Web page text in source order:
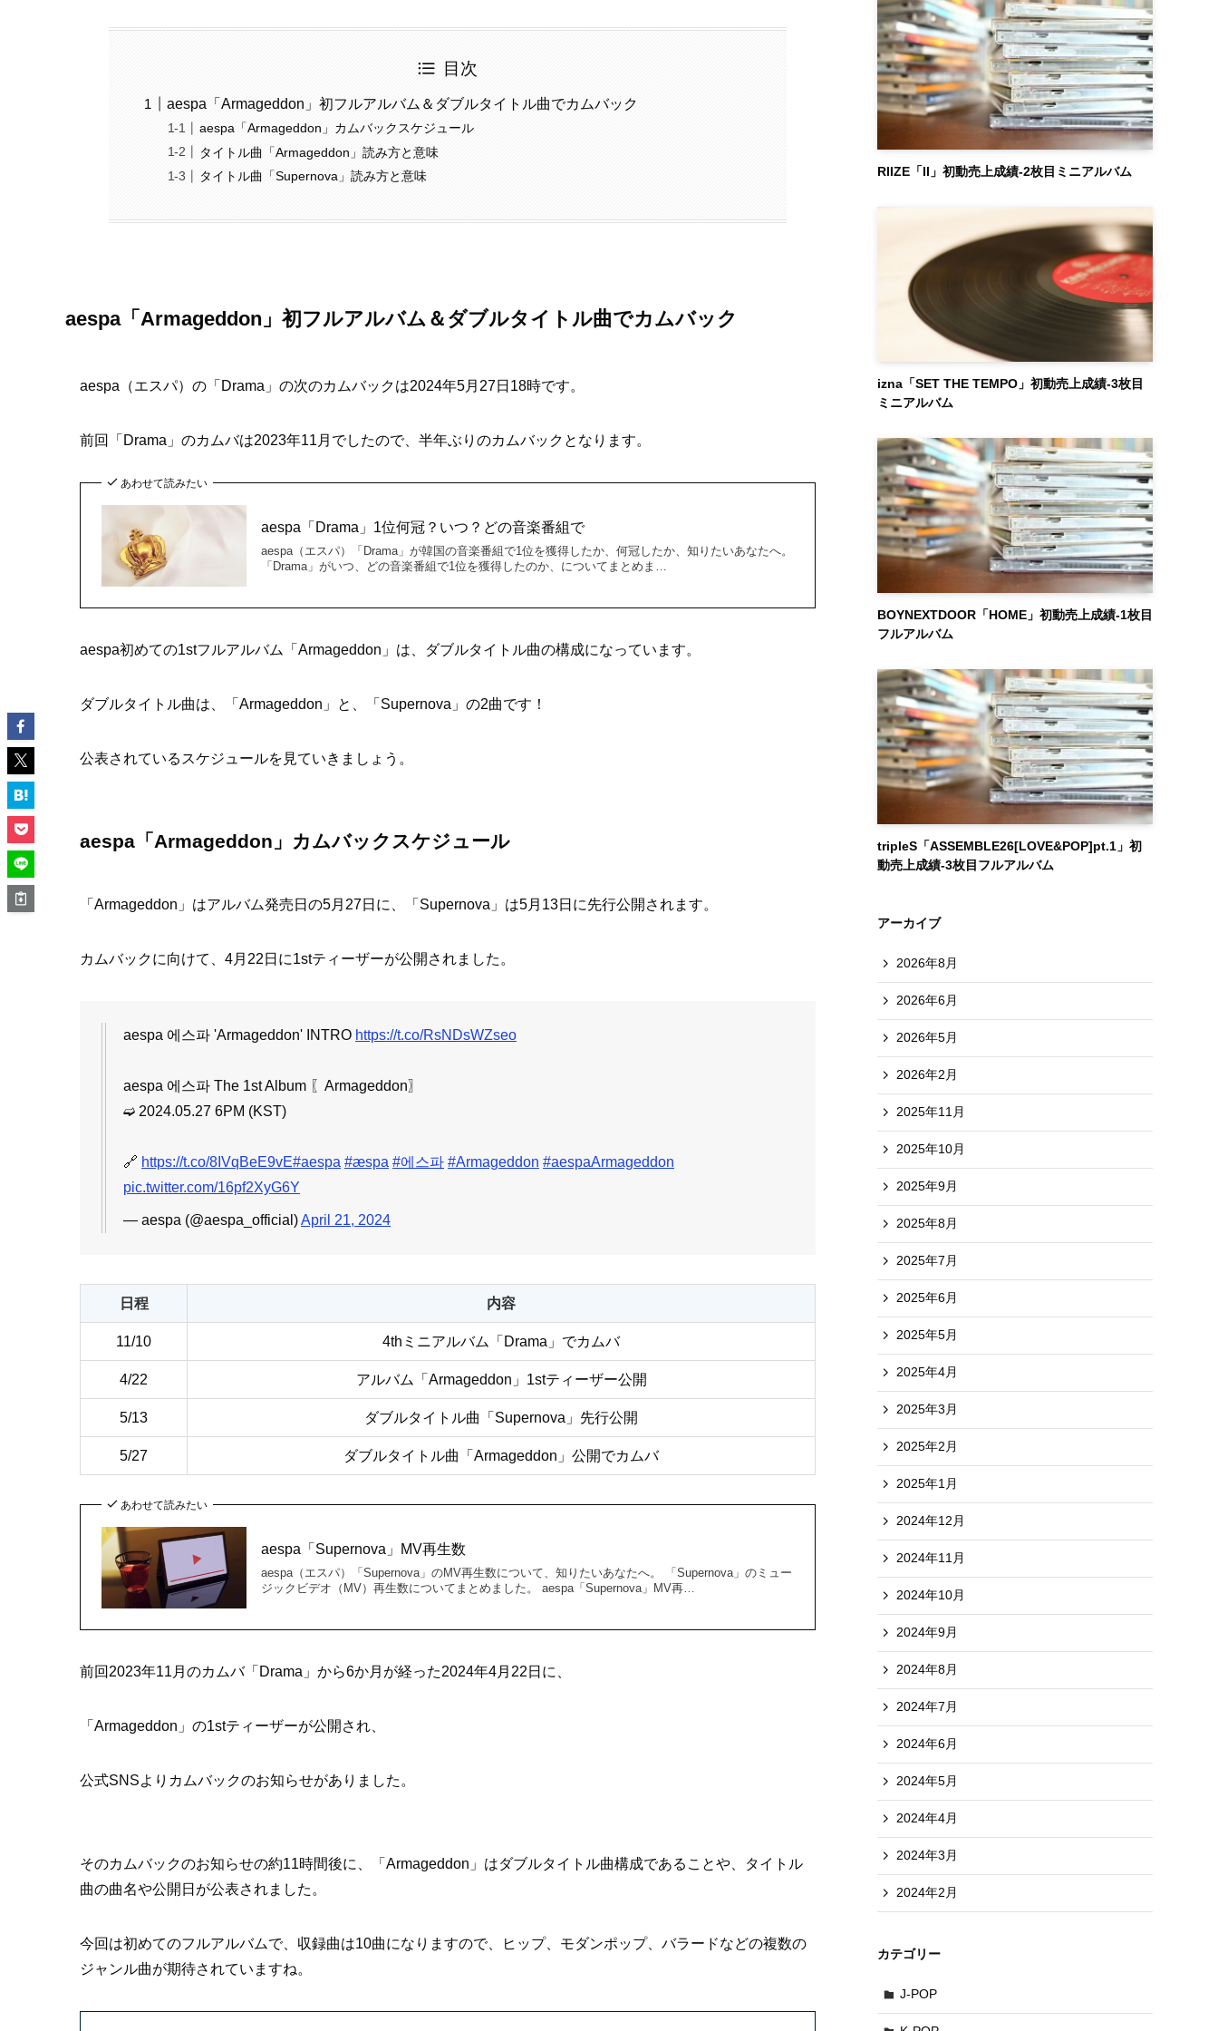
目次
aespa「Armageddon」初フルアルバム＆ダブルタイトル曲でカムバック
aespa「Armageddon」カムバックスケジュール
タイトル曲「Armageddon」読み方と意味
タイトル曲「Supernova」読み方と意味
aespa「Armageddon」初フルアルバム＆ダブルタイトル曲でカムバック
aespa（エスパ）の「Drama」の次のカムバックは2024年5月27日18時です。
前回「Drama」のカムバは2023年11月でしたので、半年ぶりのカムバックとなります。
あわせて読みたい
aespa「Drama」1位何冠？いつ？どの音楽番組で
aespa（エスパ）「Drama」が韓国の音楽番組で1位を獲得したか、何冠したか、知りたいあなたへ。
「Drama」がいつ、どの音楽番組で1位を獲得したのか、についてまとめま…
aespa初めての1stフルアルバム「Armageddon」は、ダブルタイトル曲の構成になっています。
ダブルタイトル曲は、「Armageddon」と、「Supernova」の2曲です！
公表されているスケジュールを見ていきましょう。
aespa「Armageddon」カムバックスケジュール
「Armageddon」はアルバム発売日の5月27日に、「Supernova」は5月13日に先行公開されます。
カムバックに向けて、4月22日に1stティーザーが公開されました。
aespa 에스파 'Armageddon' INTRO https://t.co/RsNDsWZseo
aespa 에스파 The 1st Album 〖Armageddon〗
➫ 2024.05.27 6PM (KST)
🔗 https://t.co/8IVqBeE9vE#aespa #æspa #에스파 #Armageddon #aespaArmageddon
pic.twitter.com/16pf2XyG6Y
— aespa (@aespa_official)April 21, 2024
日程 内容
11/10 4thミニアルバム「Drama」でカムバ
4/22 アルバム「Armageddon」1stティーザー公開
5/13 ダブルタイトル曲「Supernova」先行公開
5/27 ダブルタイトル曲「Armageddon」公開でカムバ
あわせて読みたい
aespa「Supernova」MV再生数
aespa（エスパ）「Supernova」のMV再生数について、知りたいあなたへ。 「Supernova」のミュー
ジックビデオ（MV）再生数についてまとめました。 aespa「Supernova」MV再…
前回2023年11月のカムバ「Drama」から6か月が経った2024年4月22日に、
「Armageddon」の1stティーザーが公開され、
公式SNSよりカムバックのお知らせがありました。
そのカムバックのお知らせの約11時間後に、「Armageddon」はダブルタイトル曲構成であることや、タイトル
曲の曲名や公開日が公表されました。
今回は初めてのフルアルバムで、収録曲は10曲になりますので、ヒップ、モダンポップ、バラードなどの複数の
ジャンル曲が期待されていますね。
RIIZE「II」初動売上成績-2枚目ミニアルバム
izna「SET THE TEMPO」初動売上成績-3枚目
ミニアルバム
BOYNEXTDOOR「HOME」初動売上成績-1枚目
フルアルバム
tripleS「ASSEMBLE26[LOVE&POP]pt.1」初
動売上成績-3枚目フルアルバム
アーカイブ
2026年8月
2026年6月
2026年5月
2026年2月
2025年11月
2025年10月
2025年9月
2025年8月
2025年7月
2025年6月
2025年5月
2025年4月
2025年3月
2025年2月
2025年1月
2024年12月
2024年11月
2024年10月
2024年9月
2024年8月
2024年7月
2024年6月
2024年5月
2024年4月
2024年3月
2024年2月
カテゴリー
J-POP